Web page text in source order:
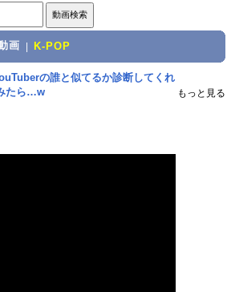
画 K-POP
の誰と似てるか診断してくれ
たら…w
もっと見る